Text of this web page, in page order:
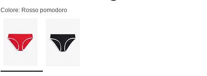
Colore: Rosso pomodoro